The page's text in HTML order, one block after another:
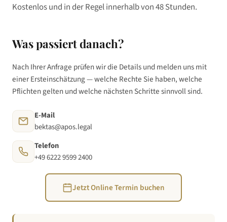
Kostenlos und in der Regel innerhalb von 48 Stunden.
Was passiert danach?
Nach Ihrer Anfrage prüfen wir die Details und melden uns mit
einer Ersteinschätzung — welche Rechte Sie haben, welche
Pflichten gelten und welche nächsten Schritte sinnvoll sind.
E-Mail
bektas@apos.legal
Telefon
+49 6222 9599 2400
Jetzt Online Termin buchen